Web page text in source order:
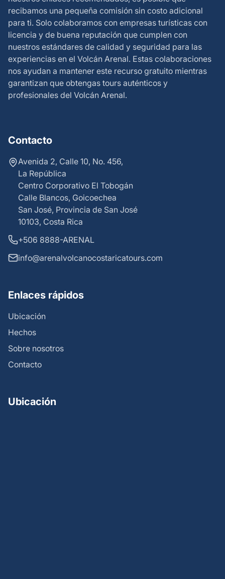
recibamos una pequeña comisión sin costo adicional
para ti. Solo colaboramos con empresas turísticas con
licencia y de buena reputación que cumplen con
nuestros estándares de calidad y seguridad para las
experiencias en el Volcán Arenal. Estas colaboraciones
nos ayudan a mantener este recurso gratuito mientras
garantizan que obtengas tours auténticos y
profesionales del Volcán Arenal.
Contacto
Avenida 2, Calle 10, No. 456,
La República
Centro Corporativo El Tobogán
Calle Blancos, Goicoechea
San José, Provincia de San José
10103, Costa Rica
+506 8888-ARENAL
info@arenalvolcanocostaricatours.com
Enlaces rápidos
Ubicación
Hechos
Sobre nosotros
Contacto
Ubicación